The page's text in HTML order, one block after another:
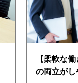
【柔軟な
の両立が